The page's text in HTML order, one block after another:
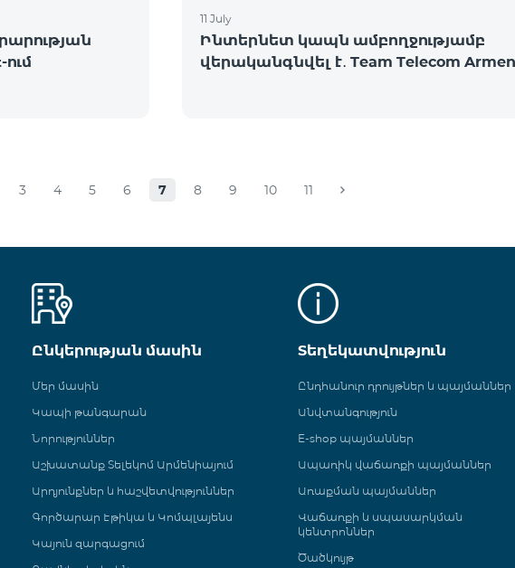
11 July
Ինտերնետ կապն ամբողջությամբ
վերականգնվել է․ Team Telecom
3 4 5 6 7 8 9 10 11
Ընկերության մասին
Մեր մասին
Կապի թանգարան
Նորություններ
Աշխատանք Տելեկոմ Արմենիայում
Արդյունքներ և հաշվետվություններ
Գործարար Էթիկա և Կոմպլայենս
Կայուն զարգացում
Տեղեկատվություն
Ընդհանուր դրույթներ և պայմաններ
Անվտանգություն
E-shop պայմաններ
Ապառիկ վաճառքի պայմաններ
Առաքման պայմաններ
Վաճառքի և սպասարկման
կենտրոններ
Ծածկույթ